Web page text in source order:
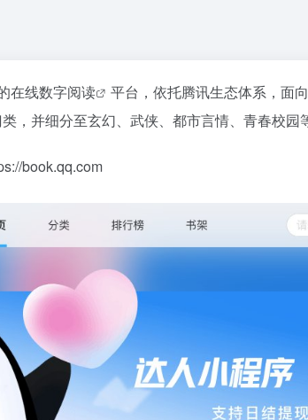
在线数字阅读 平台，依托腾讯生态体系，面
，并细分至玄幻、武侠、都市言情、青春校园
book.qq.com